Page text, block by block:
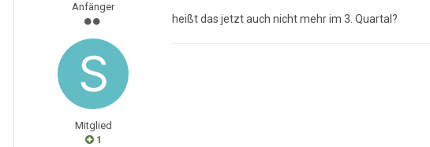
Anfänger
Mitglied
1
heißt das jetzt auch nicht mehr im 3. Quartal?